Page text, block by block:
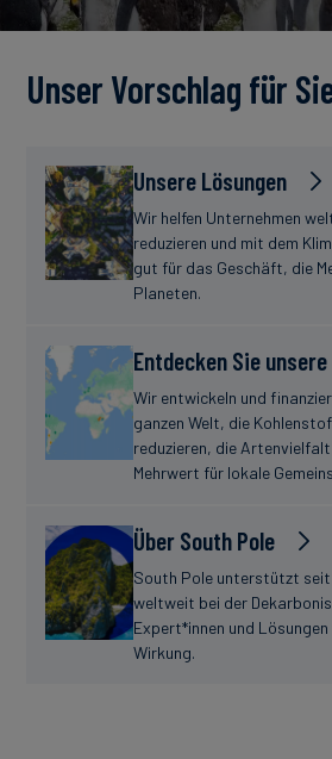
Unser Vorschlag für
Unsere Lösungen
Wir helfen Unternehmen
reduzieren und mit dem
gut für das Geschäft, die
Planeten.
Entdecken Sie
Wir entwickeln und
ganzen Welt, die
reduzieren, die
Mehrwert für lokale
Über South Pole
South Pole unterstützt
weltweit bei der
Expert*innen und
Wirkung.